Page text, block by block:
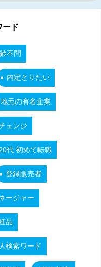
ード
不問
内定とりたい
地元の有名企業
ェンジ
代 初めて転職
登録販売者
ージャー
品
検索ワード